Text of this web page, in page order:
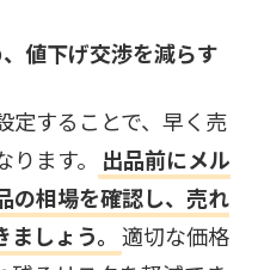
値下げ交渉を減らす
定することで、早く売
ます。
出品前にメル
の相場を確認し、売れ
しょう。 適切な価格